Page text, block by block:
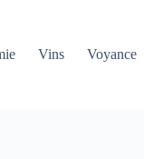
Vins Voyance